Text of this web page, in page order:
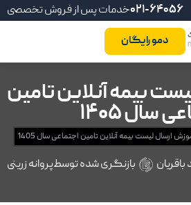
خدمات پس از فروش تخصصی021-64056
دمو رایگان
بیمه آنلاین تامین
سال 1405
ارسال لیست بیمه آنلاین تامین اجتماعی سال 1405
بازنگری شده توسطپروانه زرینی